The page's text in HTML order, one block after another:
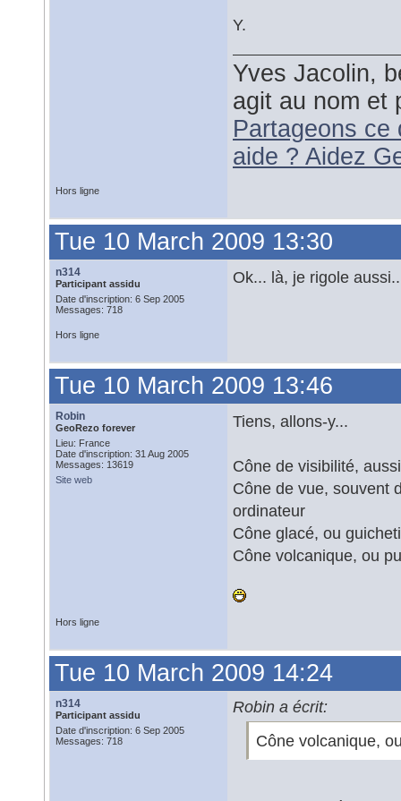
Y.
Yves Jacolin,
agit au nom et
Partageons ce
aide ? Aidez
Hors ligne
Tue 10 March 2009 13:30
n314
Participant assidu
Date d'inscription: 6 Sep 2005
Messages: 718
Ok... là, je rigole
Hors ligne
Tue 10 March 2009 13:46
Robin
GeoRezo forever
Lieu: France
Date d'inscription: 31 Aug 2005
Messages: 13619
Site web
Tiens, allons-y...
Cône de visibilité,
Cône de vue, souvent
ordinateur
Cône glacé, ou
Cône volcanique, ou
Hors ligne
Tue 10 March 2009 14:24
n314
Participant assidu
Date d'inscription: 6 Sep 2005
Messages: 718
Robin a écrit:
Cône volcanique,